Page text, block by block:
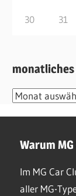
30 31
monatliches
Warum
Im MG Car
aller MG-